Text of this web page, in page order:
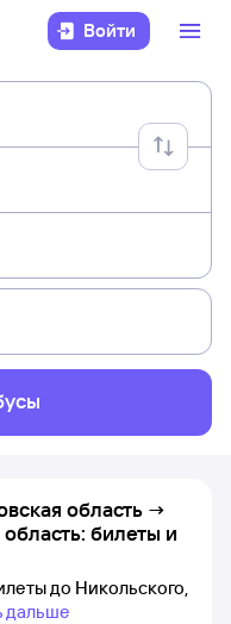
Войти
область →
билеты и
до Никольского,
дальше